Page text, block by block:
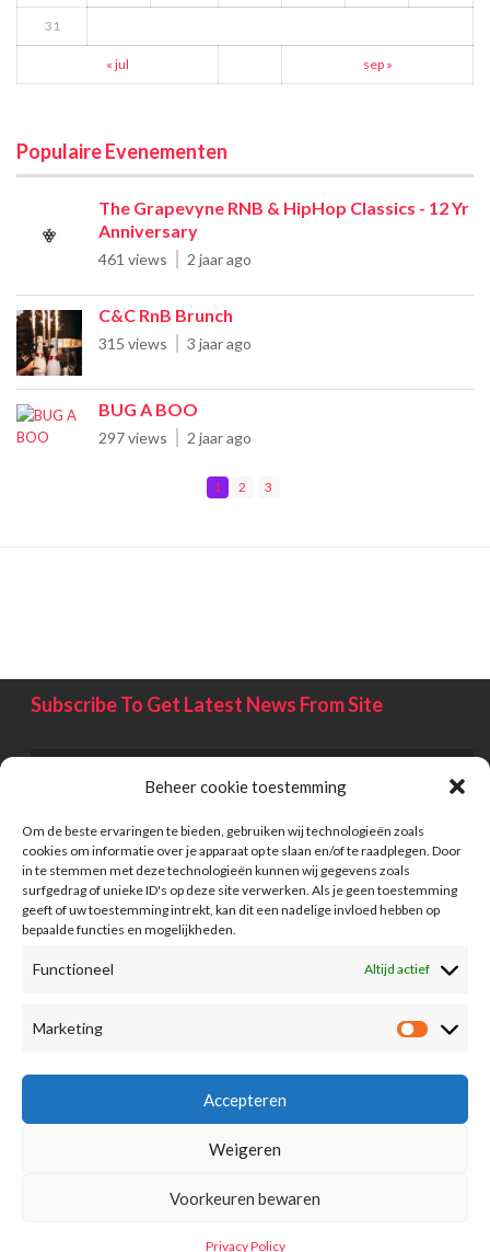
Beheer cookie toestemming
Om de beste ervaringen te bieden, gebruiken wij technologieën zoals
cookies om informatie over je apparaat op te slaan en/of te raadplegen. Door
in te stemmen met deze technologieën kunnen wij gegevens zoals
surfgedrag of unieke ID's op deze site verwerken. Als je geen toestemming
geeft of uw toestemming intrekt, kan dit een nadelige invloed hebben op
bepaalde functies en mogelijkheden.
Functioneel Altijd actief
Marketing
Accepteren
Weigeren
Voorkeuren bewaren
Privacy Policy
31
« jul sep »
Populaire Evenementen
The Grapevyne RNB & HipHop Classics - 12 Yr
Anniversary
461 views 2 jaar ago
C&C RnB Brunch
315 views 3 jaar ago
BUG A BOO
297 views 2 jaar ago
1 2 3
Subscribe To Get Latest News From Site
Information
Advertising
© 2023 Guide of Events.